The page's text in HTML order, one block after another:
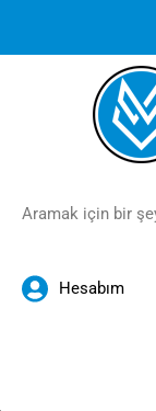
1000 TL ve
Hesabım